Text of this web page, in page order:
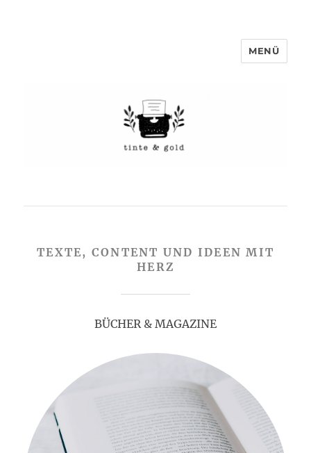
MENÜ
TEXTE, CONTENT UND IDEEN MIT
HERZ
BÜCHER & MAGAZINE